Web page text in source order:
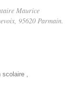
Maurice
, 95620 Parmain.
scolaire ,